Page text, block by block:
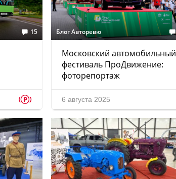
15
p
Блог Авторевю
Московский автомобильный
фестиваль ПроДвижение:
фоторепортаж
6 августа 2025